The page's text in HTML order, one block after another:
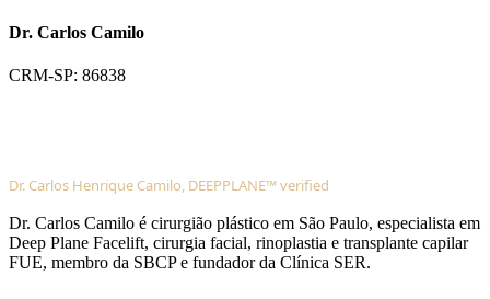
Dr. Carlos Camilo
CRM-SP: 86838
Dr. Carlos Henrique Camilo, DEEPPLANE™ verified
Dr. Carlos Camilo é cirurgião plástico em São Paulo, especialista em
Deep Plane Facelift, cirurgia facial, rinoplastia e transplante capilar
FUE, membro da SBCP e fundador da Clínica SER.